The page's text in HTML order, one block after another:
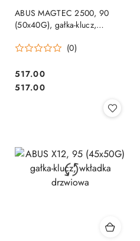
ABUS MAGTEC 2500, 90
(50x40G), gałka-klucz,
(0)
Cena:
517.00
Cena:
517.00